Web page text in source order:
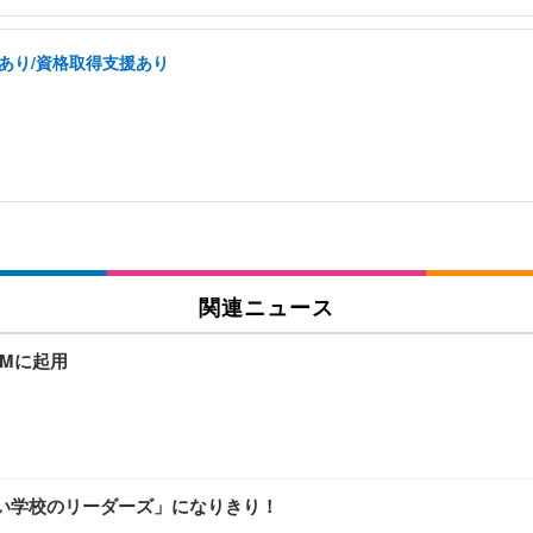
り/資格取得支援あり
関連ニュース
に起用
校のリーダーズ」になりきり！